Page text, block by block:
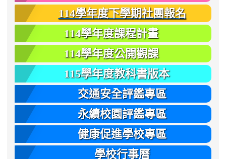
114學年度下學期社團報名
114學年度課程計畫
114學年度公開觀課
115學年度教科書版本
交通安全評鑑專區
永續校園評鑑專區
健康促進學校專區
學校行事曆